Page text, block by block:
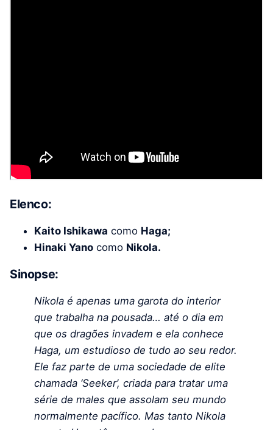
Elenco:
Kaito Ishikawa como Haga;
Hinaki Yano como Nikola.
Sinopse:
Nikola é apenas uma garota do interior
que trabalha na pousada… até o dia em
que os dragões invadem e ela conhece
Haga, um estudioso de tudo ao seu redor.
Ele faz parte de uma sociedade de elite
chamada ‘Seeker’, criada para tratar uma
série de males que assolam seu mundo
normalmente pacífico. Mas tanto Nikola